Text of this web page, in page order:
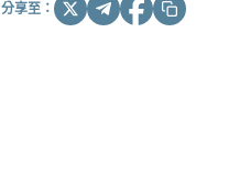
分享至：